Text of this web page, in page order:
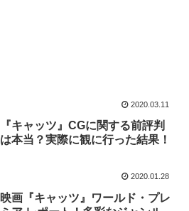
2020.03.11
『キャッツ』CGに関する前評判
は本当？実際に観に行った結果！
2020.01.28
映画『キャッツ』ワールド・プレ